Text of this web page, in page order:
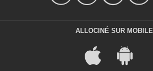
ALLOCINÉ SUR MOBILE